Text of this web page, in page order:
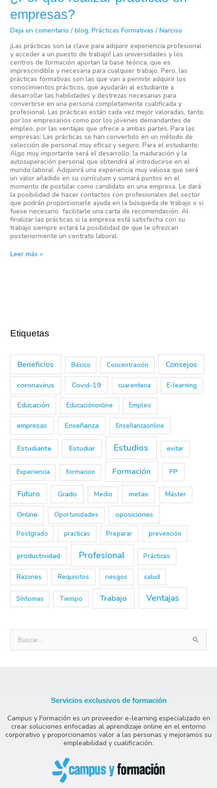
empresas?
Deja un comentario /blog,Prácticas Formativas /Narciso
¡Las prácticas son la clave para adquirir experiencia profesional
y acceder a un puesto de trabajo! Las universidades y los
centros de formación aportan la base teórica, que es
imprescindible y necesaria para cualquier trabajo. Pero, las
prácticas formativas son las que van a permitir adquirir los
conocimientos prácticos, que ayudarán al estudiante a
desarrollar las habilidades y destrezas necesarias para
convertirse en una persona completamente cualificada y
profesional. Las prácticas están cada vez mejor valoradas, tanto
por los empresarios como por los jóvenes demandantes de
empleo, por las ventajas que ofrece a ambas partes. Para las
empresas: Las prácticas se han convertido en un método de
selección de personal muy eficaz y seguro. Para el estudiante:
Algo muy importante será el desarrollo, la maduración y la
autosuperación personal que obtendrá al introducirse en el
mundo laboral. Adquirirá una experiencia muy valiosa que será
un valor añadido en su currículum y sumará puntos en el
momento de postular como candidato en una empresa. Le dará
la posibilidad de hacer contactos con profesionales del sector
que podrán proporcionarle ayuda en la búsqueda de trabajo o si
fuese necesario facilitarle una carta de recomendación. Al
finalizar las prácticas si la empresa está satisfecha con su
trabajo siempre estará la posibilidad de que le ofrezcan
posteriormente un contrato laboral.
en
empresas?
Leer más »
Etiquetas
Beneficios Básico Concentración Consejos
coronavirus Covid-19 cuarentena E-learning
Educación Educaciónonline Empleo
empresas Enseñanza Enseñanzaonline
Estudiante Estudiar Estudios evitar
Experiencia formacion Formación FP
Futuro Grado Medio metas Máster
Online Oportunidades oposiciones
Postgrado practicas Preparar prevención
productividad Profesional Prácticas
Razones Requisitos riesgos salud
Síntomas Tiempo Trabajo Ventajas
p
o
Servicios exclusivos de formación
Campus y Formación es un proveedor e-learning especializado en
crear soluciones enfocadas al aprendizaje online en el entorno
corporativo y proporcionamos valor a las personas y mejoramos su
empleabilidad y cualificación.